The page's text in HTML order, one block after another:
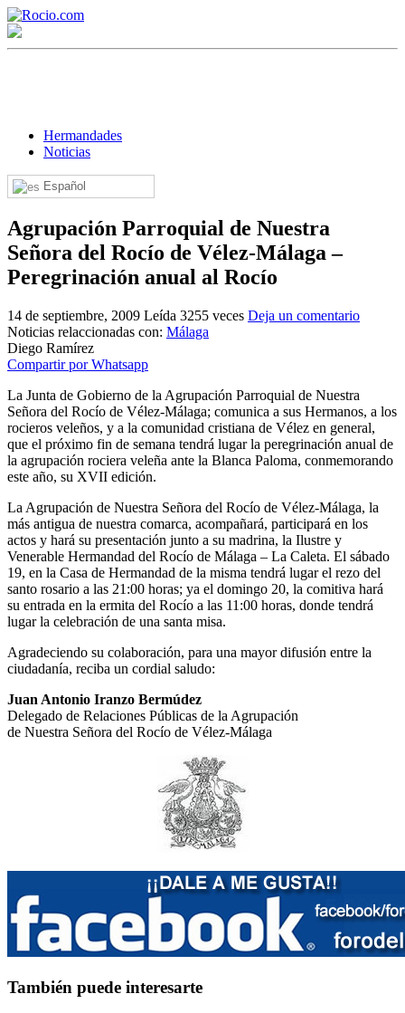
Hermandades
Noticias
Español
Agrupación Parroquial de Nuestra
Señora del Rocío de Vélez-Málaga –
Peregrinación anual al Rocío
14 de septiembre, 2009 Leída 3255 veces Deja un comentario
Noticias relaccionadas con: Málaga
Diego Ramírez
Compartir por Whatsapp
La Junta de Gobierno de la Agrupación Parroquial de Nuestra
Señora del Rocío de Vélez-Málaga; comunica a sus Hermanos, a los
rocieros veleños, y a la comunidad cristiana de Vélez en general,
que el próximo fin de semana tendrá lugar la peregrinación anual de
la agrupación rociera veleña ante la Blanca Paloma, conmemorando
este año, su XVII edición.
La Agrupación de Nuestra Señora del Rocío de Vélez-Málaga, la
más antigua de nuestra comarca, acompañará, participará en los
actos y hará su presentación junto a su madrina, la Ilustre y
Venerable Hermandad del Rocío de Málaga – La Caleta. El sábado
19, en la Casa de Hermandad de la misma tendrá lugar el rezo del
santo rosario a las 21:00 horas; ya el domingo 20, la comitiva hará
su entrada en la ermita del Rocío a las 11:00 horas, donde tendrá
lugar la celebración de una santa misa.
Agradeciendo su colaboración, para una mayor difusión entre la
ciudadanía, reciba un cordial saludo:
Juan Antonio Iranzo Bermúdez
Delegado de Relaciones Públicas de la Agrupación
de Nuestra Señora del Rocío de Vélez-Málaga
También puede interesarte
¡Bienvenido! Soy el asistente virtual de rocio.com.
¿En qué puedo ayudarte?
Historia de la Virgen del Rocío
¿Cuándo es la romería del Rocío?
¿Cuántas hermandades participan en la romería?
¿Cuándo se construyó la primera ermita?
El traslado cada siete años
¿Cuales son los actos principales que se celebran en el
Rocío?
Quiero hacer el camino,¿que tengo que hacer?
En el Rocío, ¿dónde me alojo?